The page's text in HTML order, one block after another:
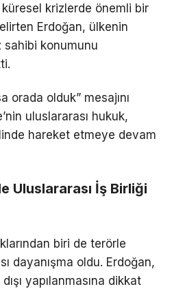
krizlerde önemli bir
Erdoğan, ülkenin
sahibi konumunu
orada olduk” mesajını
uluslararası hukuk,
hareket etmeye devam
Uluslararası İş Birliği
biri de terörle
dayanışma oldu. Erdoğan,
yapılanmasına dikkat